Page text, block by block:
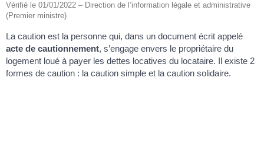
Vérifié le 01/01/2022 – Direction de l’information légale et administrative
(Premier ministre)
La caution est la personne qui, dans un document écrit appelé
acte de cautionnement, s’engage envers le propriétaire du
logement loué à payer les dettes locatives du locataire. Il existe 2
formes de caution : la caution simple et la caution solidaire.